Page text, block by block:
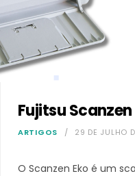
Fujitsu Scanzen
ARTIGOS 29 DE JULHO
O Scanzen Eko é um